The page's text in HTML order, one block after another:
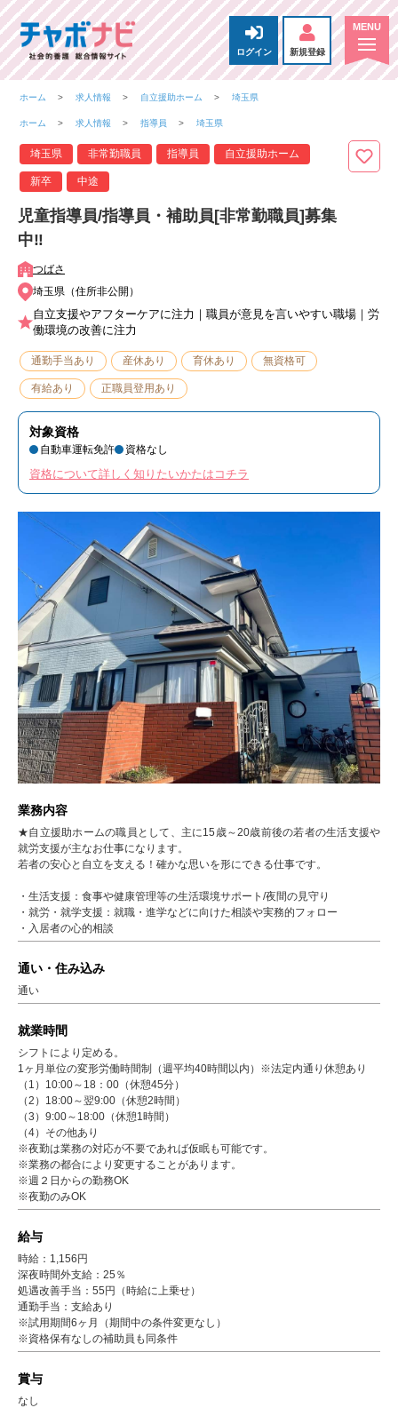
ログイン 新規登録
ホーム 求人情報 自立援助ホーム 埼玉県
ホーム 求人情報 指導員 埼玉県
埼玉県 非常勤職員 指導員 自立援助ホーム
新卒 中途
児童指導員/指導員・補助員[非常勤職員]募集
中‼
つばさ
埼玉県（住所非公開）
自立支援やアフターケアに注力｜職員が意見を言いやすい職場｜労
働環境の改善に注力
通勤手当あり 産休あり 育休あり 無資格可
有給あり 正職員登用あり
対象資格
自動車運転免許 資格なし
資格について詳しく知りたいかたはコチラ
業務内容
★自立援助ホームの職員として、主に15歳～20歳前後の若者の生活支援や
就労支援が主なお仕事になります。
若者の安心と自立を支える！確かな思いを形にできる仕事です。
・生活支援：食事や健康管理等の生活環境サポート/夜間の見守り
・就労・就学支援：就職・進学などに向けた相談や実務的フォロー
・入居者の心的相談
通い・住み込み
通い
就業時間
シフトにより定める。
1ヶ月単位の変形労働時間制（週平均40時間以内）※法定内通り休憩あり
（1）10:00～18：00（休憩45分）
（2）18:00～翌9:00（休憩2時間）
（3）9:00～18:00（休憩1時間）
（4）その他あり
※夜勤は業務の対応が不要であれば仮眠も可能です。
※業務の都合により変更することがあります。
※週２日からの勤務OK
※夜勤のみOK
給与
時給：1,156円
深夜時間外支給：25％
処遇改善手当：55円（時給に上乗せ）
通勤手当：支給あり
※試用期間6ヶ月（期間中の条件変更なし）
※資格保有なしの補助員も同条件
賞与
なし